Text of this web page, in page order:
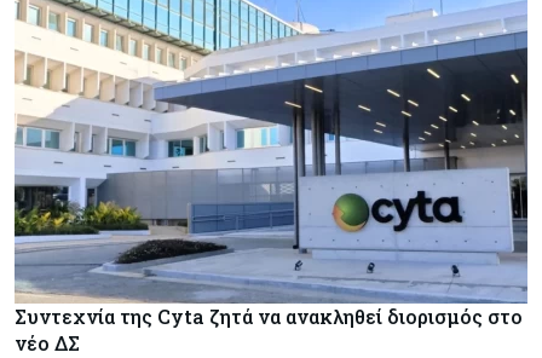
Συντεχνία της Cyta ζητά να ανακληθεί διορισμός στο
νέο ΔΣ